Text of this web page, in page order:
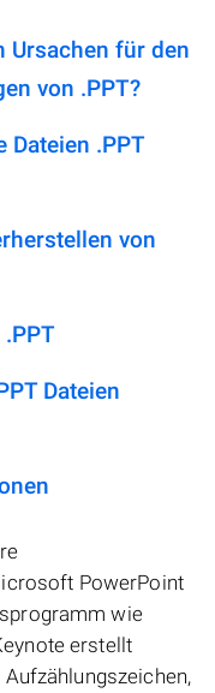
Ursachen für den
von .PPT?
Dateien .PPT
von
Dateien
PowerPoint
wie
erstellt